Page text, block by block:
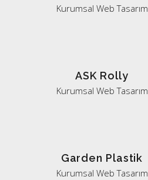
Kurumsal Web Tasarım
ASK Rolly
Kurumsal Web Tasarım
Garden Plastik
Kurumsal Web Tasarım